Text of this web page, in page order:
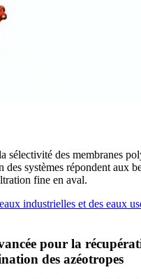
sélectivité des membranes
systèmes répondent aux
fine en aval.
industrielles et des eaux
pour la
des azéotropes